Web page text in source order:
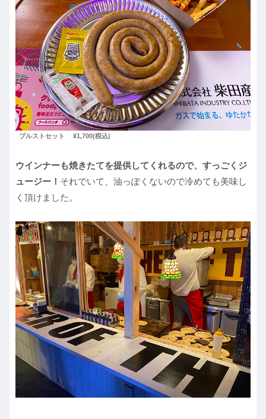
ブルストセット ¥1,700(税込)
ウインナーも焼きたてを提供してくれるので、すっごくジ
ュージー！ それでいて、油っぽくないので冷めても美味し
く頂けました。